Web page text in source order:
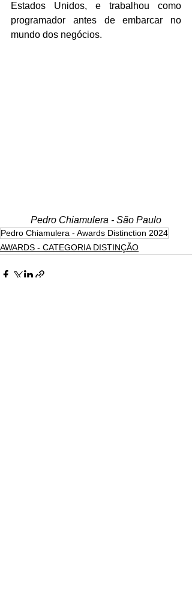
Estados Unidos, e trabalhou como
programador antes de embarcar no
mundo dos negócios.
Pedro Chiamulera - São Paulo
Pedro Chiamulera - Awards Distinction 2024
AWARDS - CATEGORIA DISTINÇÃO